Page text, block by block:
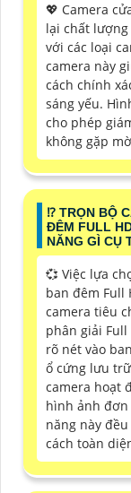
💖 Camera
lại chất
với các loại
camera này
cách chính
sáng yếu.
cho phép
không gặp
⁉️ TRỌN BỘ
ĐÊM FULL
NĂNG GÌ CỤ
💞 Việc lựa
ban đêm Full
camera tiêu
phân giải
rõ nét vào
ổ cứng lưu
camera hoạt
hình ảnh đơn
năng này
cách toàn